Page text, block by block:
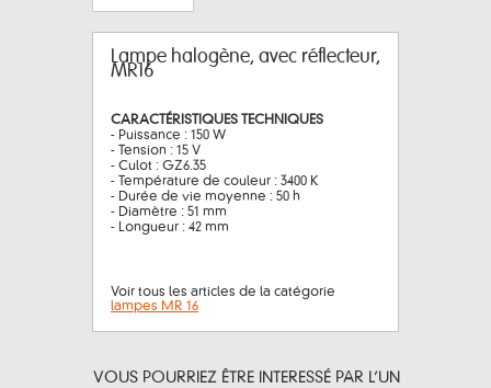
Lampe halogène, avec réflecteur,
MR16
CARACTÉRISTIQUES TECHNIQUES
- Puissance : 150 W
- Tension : 15 V
- Culot : GZ6.35
- Température de couleur : 3400 K
- Durée de vie moyenne : 50 h
- Diamètre : 51 mm
- Longueur : 42 mm
Voir tous les articles de la catégorie
lampes MR 16
VOUS POURRIEZ ÊTRE INTERESSÉ PAR L’UN